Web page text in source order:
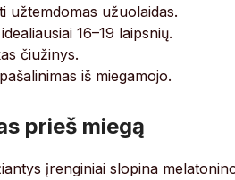
užtemdomas užuolaidas.
16–19 laipsnių.
čiužinys.
iš miegamojo.
prieš miegą
įrenginiai slopina